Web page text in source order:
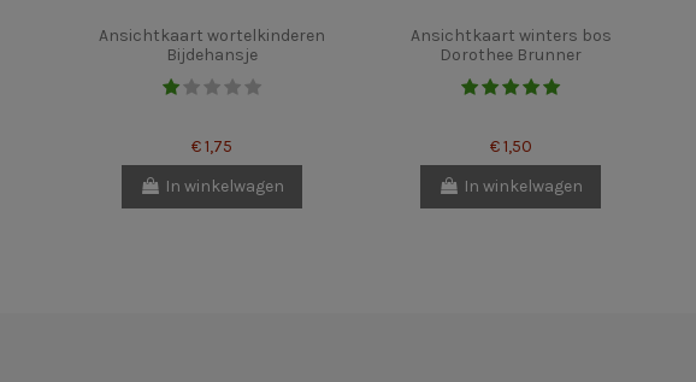
Ansichtkaart wortelkinderen
Bijdehansje
€ 1,75
In winkelwagen
Ansichtkaart winters bos
Dorothee Brunner
€ 1,50
In winkelwagen